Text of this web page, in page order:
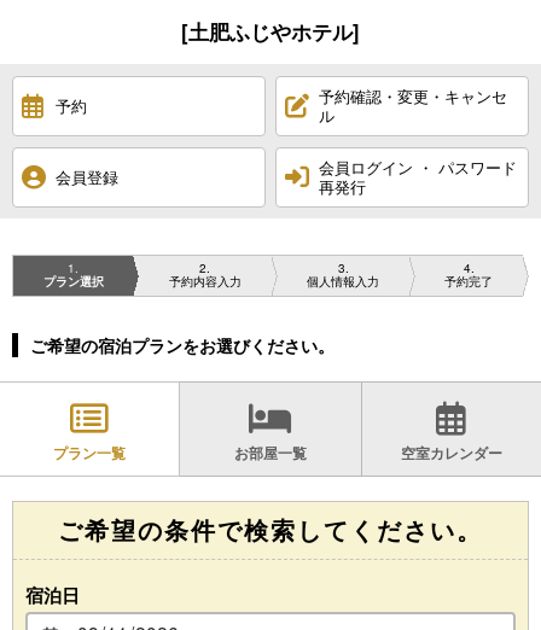
[土肥ふじやホテル]
予約
予約確認・変更・キャンセ
ル
会員登録
会員ログイン ・ パスワード
再発行
1
プラン選択
2
予約内容入力
3
個人情報入力
4
予約完了
ご希望の宿泊プランをお選びください。
プラン一覧 お部屋一覧 空室カレンダー
ご希望の条件で検索してください。
宿泊日